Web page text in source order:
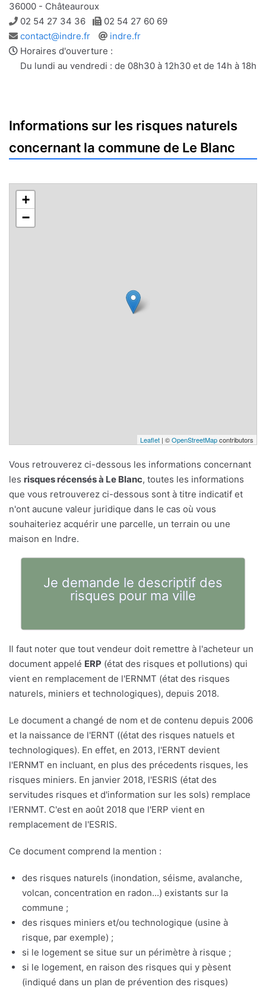
36000 - Châteauroux
Téléphone
02 54 27 34 36 Télécopie
02 54 27 60 69
Adresse
e-
mail
contact@indre.fr
Site
web
indre.fr
Horaires d'ouverture :
Du lundi au vendredi : de 08h30 à 12h30 et de 14h à 18h
Informations sur les risques naturels
concernant la commune de Le Blanc
+
−
Leaflet | ©OpenStreetMapcontributors
Vous retrouverez ci-dessous les informations concernant
les risques récensés à Le Blanc, toutes les informations
que vous retrouverez ci-dessous sont à titre indicatif et
n'ont aucune valeur juridique dans le cas où vous
souhaiteriez acquérir une parcelle, un terrain ou une
maison en Indre.
Je demande le descriptif des
risques pour ma ville
Il faut noter que tout vendeur doit remettre à l'acheteur un
document appelé ERP (état des risques et pollutions) qui
vient en remplacement de l'ERNMT (état des risques
naturels, miniers et technologiques), depuis 2018.
Le document a changé de nom et de contenu depuis 2006
et la naissance de l'ERNT ((état des risques natuels et
technologiques). En effet, en 2013, l'ERNT devient
l'ERNMT en incluant, en plus des précedents risques, les
risques miniers. En janvier 2018, l'ESRIS (état des
servitudes risques et d'information sur les sols) remplace
l'ERNMT. C'est en août 2018 que l'ERP vient en
remplacement de l'ESRIS.
Ce document comprend la mention :
des risques naturels (inondation, séisme, avalanche,
volcan, concentration en radon...) existants sur la
commune ;
des risques miniers et/ou technologique (usine à
risque, par exemple) ;
si le logement se situe sur un périmètre à risque ;
si le logement, en raison des risques qui y pèsent
(indiqué dans un plan de prévention des risques)